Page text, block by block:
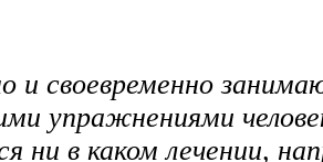
и своевременно
упражнениями
ни в каком лечении,